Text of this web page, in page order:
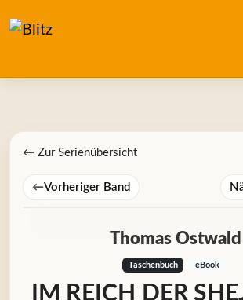
← Zur Serienübersicht
←Vorheriger Band
Thomas Ostwald
Taschenbuch eBook
IM REICH DER